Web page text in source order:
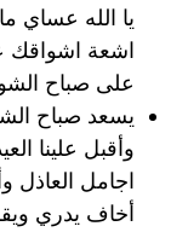
يا الله عساي
اشعة اشواقك
على صباح
يسعد صباح
وأقبل علينا
اجامل العاذل
أخاف يدري